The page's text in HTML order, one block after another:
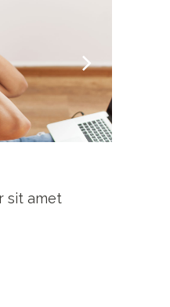
sit amet